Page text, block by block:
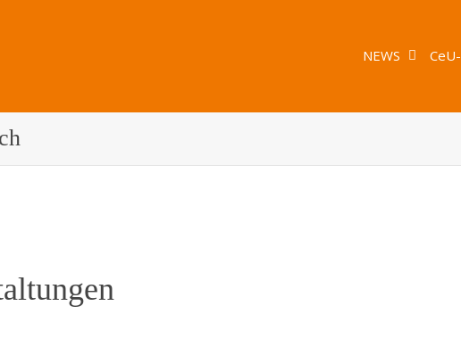
NEWS